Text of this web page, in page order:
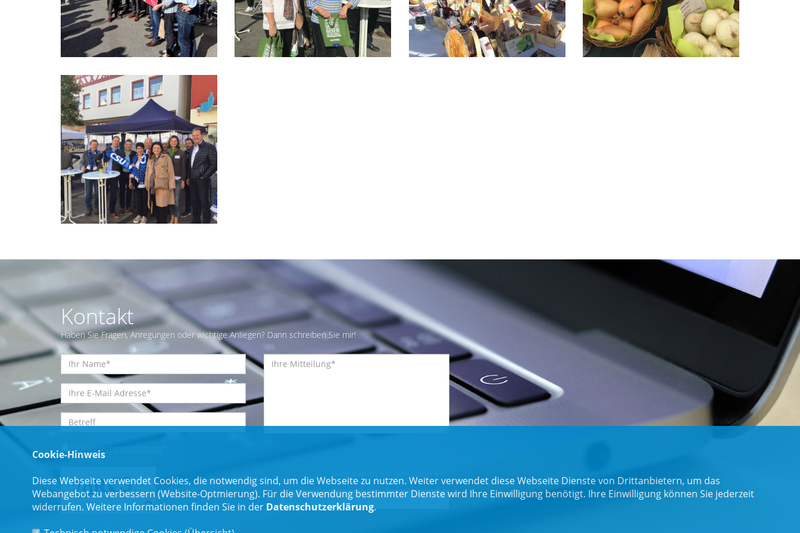
Kontakt
Haben Sie Fragen, Anregungen oder wichtige Anliegen? Dann schreiben Sie mir!
Einwilligungserklärung
Cookie-Hinweis
Diese Webseite verwendet Cookies, die notwendig sind, um die Webseite zu nutzen. Weiter verwendet diese Webseite Dienste von Drittanbietern, um das
Webangebot zu verbessern (Website-Optmierung). Für die Verwendung bestimmter Dienste wird Ihre Einwilligung benötigt. Ihre Einwilligung können Sie jederzeit
widerrufen. Weitere Informationen finden Sie in der Datenschutzerklärung.